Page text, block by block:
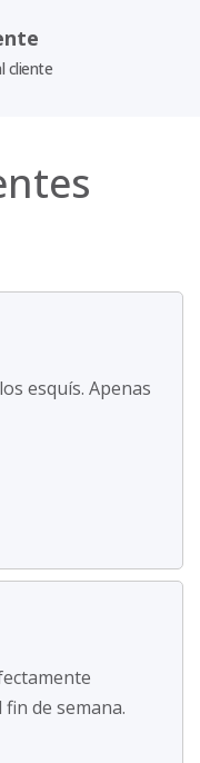
cliente
esquís. Apenas
de semana.